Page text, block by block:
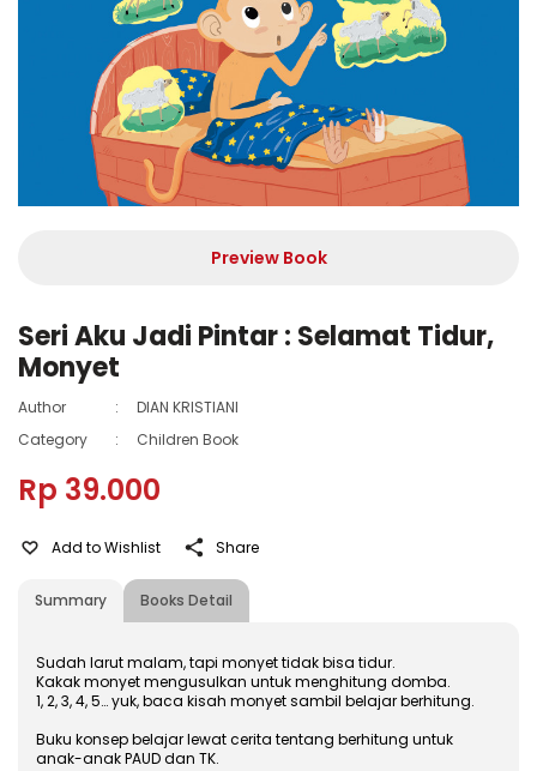
Preview Book
Seri Aku Jadi Pintar : Selamat Tidur,
Monyet
Author :
DIAN KRISTIANI
Category
: Children Book
Rp 39.000
Summary Books Detail
Add to Wishlist Share
Sudah larut malam, tapi monyet tidak bisa tidur.
Kakak monyet mengusulkan untuk menghitung domba.
1, 2, 3, 4, 5… yuk, baca kisah monyet sambil belajar berhitung.
Buku konsep belajar lewat cerita tentang berhitung untuk
anak-anak PAUD dan TK.